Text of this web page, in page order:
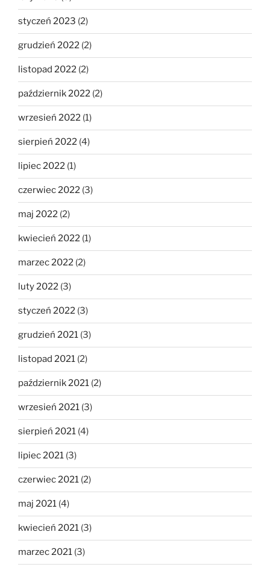
styczeń 2023 (2)
grudzień 2022 (2)
listopad 2022 (2)
październik 2022 (2)
wrzesień 2022 (1)
sierpień 2022 (4)
lipiec 2022 (1)
czerwiec 2022 (3)
maj 2022 (2)
kwiecień 2022 (1)
marzec 2022 (2)
luty 2022 (3)
styczeń 2022 (3)
grudzień 2021 (3)
listopad 2021 (2)
październik 2021 (2)
wrzesień 2021 (3)
sierpień 2021 (4)
lipiec 2021 (3)
czerwiec 2021 (2)
maj 2021 (4)
kwiecień 2021 (3)
marzec 2021 (3)